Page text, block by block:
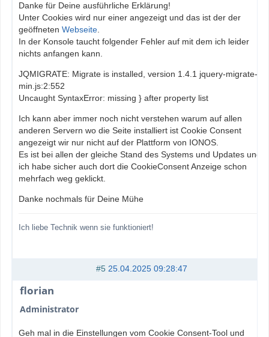
Danke für Deine ausführliche Erklärung!
Unter Cookies wird nur einer angezeigt und das ist der der
geöffneten Webseite
In der Konsole taucht folgender Fehler auf mit dem ich leider
nichts anfangen kann.
JQMIGRATE: Migrate is installed, version 1.4.1 jquery-migrate-
min.js:2:552
Uncaught SyntaxError: missing } after property list
Ich kann aber immer noch nicht verstehen warum auf allen
anderen Servern wo die Seite installiert ist Cookie Consent
angezeigt wir nur nicht auf der Plattform von IONOS.
Es ist bei allen der gleiche Stand des Systems und Updates und
ich habe sicher auch dort die CookieConsent Anzeige schon
mehrfach weg geklickt.
Danke nochmals für Deine Mühe
Ich liebe Technik wenn sie funktioniert!
#5 25.04.2025 09:28:47
florian
Administrator
Geh mal in die Einstellungen vom Cookie Consent-Tool und